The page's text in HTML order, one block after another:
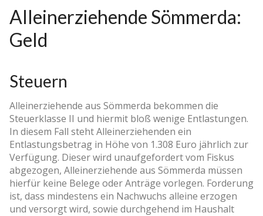
Alleinerziehende Sömmerda:
Geld
Steuern
Alleinerziehende aus Sömmerda bekommen die
Steuerklasse II und hiermit bloß wenige Entlastungen.
In diesem Fall steht Alleinerziehenden ein
Entlastungsbetrag in Höhe von 1.308 Euro jährlich zur
Verfügung. Dieser wird unaufgefordert vom Fiskus
abgezogen, Alleinerziehende aus Sömmerda müssen
hierfür keine Belege oder Anträge vorlegen. Forderung
ist, dass mindestens ein Nachwuchs alleine erzogen
und versorgt wird, sowie durchgehend im Haushalt